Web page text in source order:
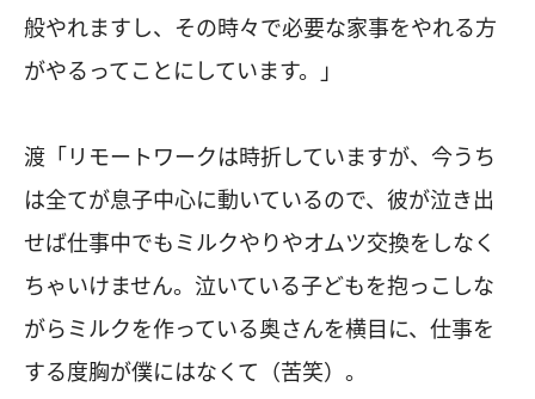
般やれますし、その時々で必要な家事をやれる方
がやるってことにしています。」
渡「リモートワークは時折していますが、今うち
は全てが息子中心に動いているので、彼が泣き出
せば仕事中でもミルクやりやオムツ交換をしなく
ちゃいけません。泣いている子どもを抱っこしな
がらミルクを作っている奥さんを横目に、仕事を
する度胸が僕にはなくて（苦笑）。